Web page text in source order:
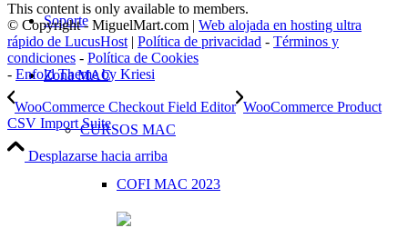
Soporte
Zona MAC
CURSOS MAC
COFI MAC 2023
This content is only available to members.
© Copyright - MiguelMart.com | Web alojada en hosting ultra
rápido de LucusHost | Política de privacidad - Términos y
condiciones - Política de Cookies
- Enfold Theme by Kriesi
WooCommerce Checkout Field Editor WooCommerce Product
CSV Import Suite
Desplazarse hacia arriba